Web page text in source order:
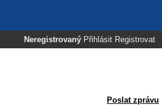
Neregistrovaný Přihlásit Registrovat
Poslat zprávu